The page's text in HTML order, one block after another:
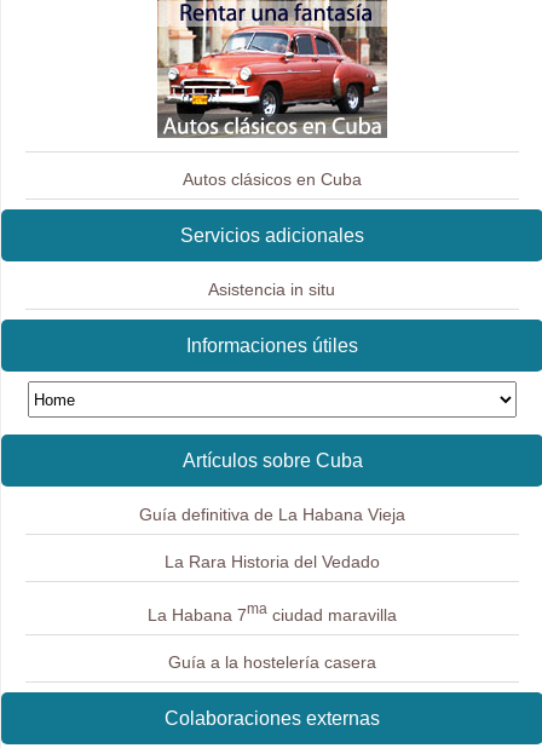
Autos clásicos en Cuba
Servicios adicionales
Asistencia in situ
Informaciones útiles
Artículos sobre Cuba
Guía definitiva de La Habana Vieja
La Rara Historia del Vedado
La Habana 7maciudad maravilla
Guía a la hostelería casera
Colaboraciones externas